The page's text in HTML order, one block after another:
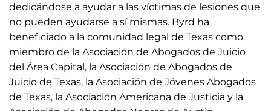
dedicándose a ayudar a las víctimas de lesiones que
no pueden ayudarse a sí mismas. Byrd ha
beneficiado a la comunidad legal de Texas como
miembro de la Asociación de Abogados de Juicio
del Área Capital, la Asociación de Abogados de
Juicio de Texas, la Asociación de Jóvenes Abogados
de Texas, la Asociación Americana de Justicia y la